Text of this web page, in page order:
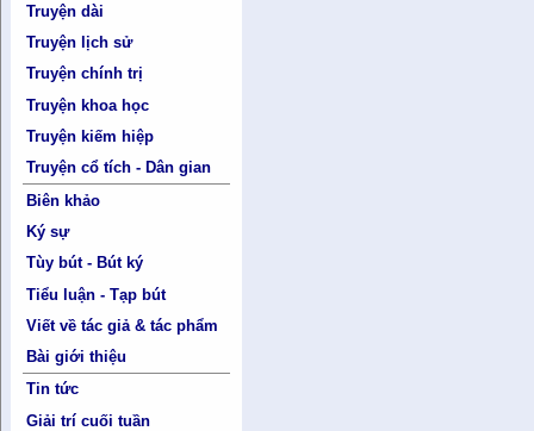
Truyện dài
Truyện lịch sử
Truyện chính trị
Truyện khoa học
Truyện kiếm hiệp
Truyện cổ tích - Dân gian
Biên khảo
Ký sự
Tùy bút - Bút ký
Tiểu luận - Tạp bút
Viết về tác giả & tác phẩm
Bài giới thiệu
Tin tức
Giải trí cuối tuần